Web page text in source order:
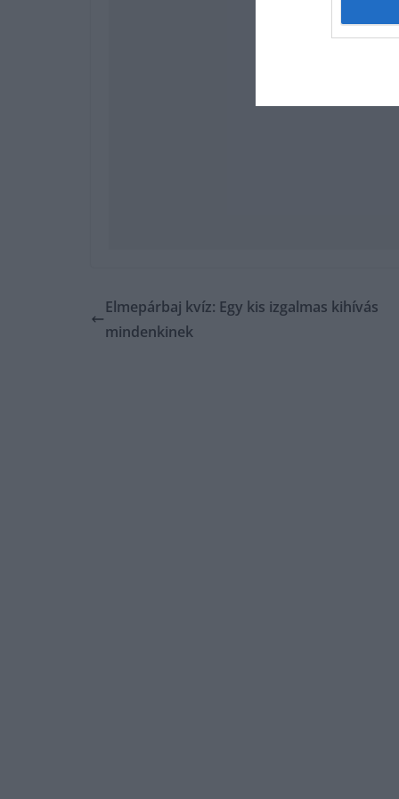
Elmepárbaj kvíz: Egy kis izgalmas kihívás
mindenkinek